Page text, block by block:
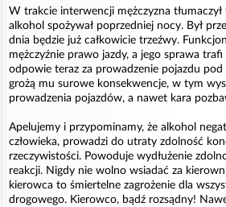
W trakcie interwencji mężczyzna
alkohol spożywał poprzedniej nocy. Był
dnia będzie już całkowicie trzeźwy.
mężczyźnie prawo jazdy, a jego sprawa
odpowie teraz za prowadzenie pojazdu
grożą mu surowe konsekwencje, w tym
prowadzenia pojazdów, a nawet kara
Apelujemy i przypominamy, że alkohol
człowieka, prowadzi do utraty zdolność
rzeczywistości. Powoduje wydłużenie
reakcji. Nigdy nie wolno wsiadać za
kierowca to śmiertelne zagrożenie dla
drogowego. Kierowco, bądź rozsądny!